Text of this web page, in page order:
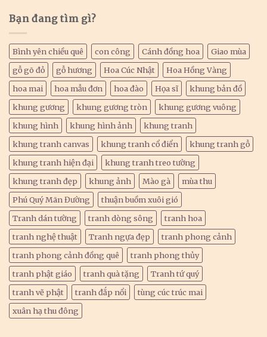
Bạn đang tìm gì?
Bình yên chiều quê con công Cánh đồng hoa
Giao mùa
gỗ gõ đỏ
gỗ hương Hoa Cúc Nhật
Hoa Hồng Vàng
hoa mai
hoa mẫu đơn hoa đào Họa sĩ
khung bản đồ
khung gương
khung gương tròn
khung gương vuông
khung hình
khung hình ảnh
khung tranh
khung tranh canvas
khung tranh cổ điển
khung tranh gỗ
khung tranh hiện đại
khung tranh treo tường
khung tranh đẹp
khung ảnh Mào gà
mùa thu
Phú Quý Mãn Đường
thuận buồm xuôi gió
Tranh dán tường
tranh dòng sông
tranh hoa
tranh nghệ thuật
Tranh ngựa đẹp
tranh phong cảnh
tranh phong cảnh đồng quê
tranh phong thủy
tranh phật giáo
tranh quà tặng
Tranh tứ quý
tranh vẽ phật
tranh đắp nổi
tùng cúc trúc mai
xuân hạ thu đông